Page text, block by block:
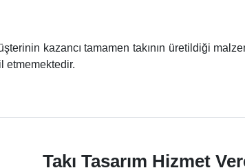
kazancı tamamen takının üretildiği
etmemektedir.
Takı Tasarım Hizmet